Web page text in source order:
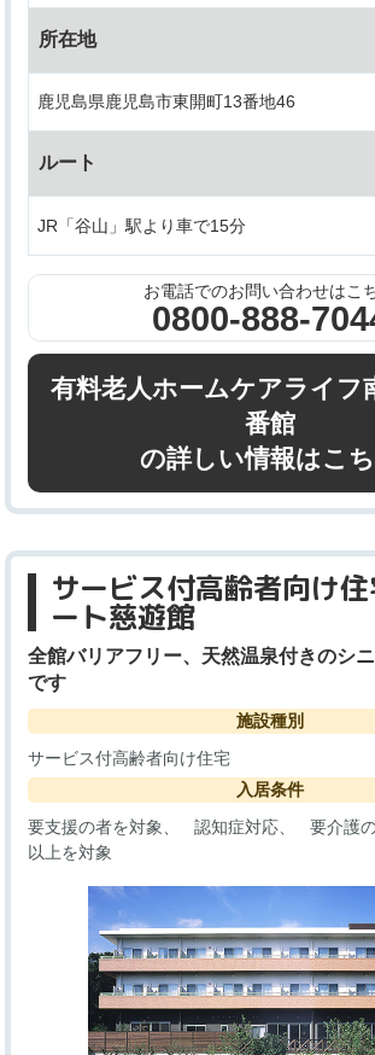
所在地
鹿児島県鹿児島市東開町13番地46
ルート
JR「谷山」駅より車で15分
お電話でのお問い合わせはこ
0800-888-
有料老人ホームケアライフ
番館
の詳しい情報はこ
サービス付高齢者向け
ート慈遊館
全館バリアフリー、天然温泉付きのシ
です
施設種別
サービス付高齢者向け住宅
入居条件
要支援の者を対象
認知症対応 要介護
以上を対象